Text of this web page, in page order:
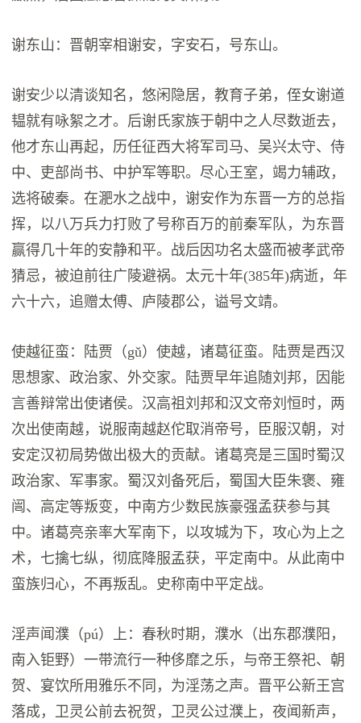
谢东山：晋朝宰相谢安，字安石，号东山。
谢安少以清谈知名，悠闲隐居，教育子弟，侄女谢道
韫就有咏絮之才。后谢氏家族于朝中之人尽数逝去，
他才东山再起，历任征西大将军司马、吴兴太守、侍
中、吏部尚书、中护军等职。尽心王室，竭力辅政，
选将破秦。在淝水之战中，谢安作为东晋一方的总指
挥，以八万兵力打败了号称百万的前秦军队，为东晋
赢得几十年的安静和平。战后因功名太盛而被孝武帝
猜忌，被迫前往广陵避祸。太元十年(385年)病逝，年
六十六，追赠太傅、庐陵郡公，谥号文靖。
使越征蛮：陆贾（gǔ）使越，诸葛征蛮。陆贾是西汉
思想家、政治家、外交家。陆贾早年追随刘邦，因能
言善辩常出使诸侯。汉高祖刘邦和汉文帝刘恒时，两
次出使南越，说服南越赵佗取消帝号，臣服汉朝，对
安定汉初局势做出极大的贡献。诸葛亮是三国时蜀汉
政治家、军事家。蜀汉刘备死后，蜀国大臣朱褒、雍
闿、高定等叛变，中南方少数民族豪强孟获参与其
中。诸葛亮亲率大军南下，以攻城为下，攻心为上之
术，七擒七纵，彻底降服孟获，平定南中。从此南中
蛮族归心，不再叛乱。史称南中平定战。
淫声闻濮（pú）上：春秋时期，濮水（出东郡濮阳，
南入钜野）一带流行一种侈靡之乐，与帝王祭祀、朝
贺、宴饮所用雅乐不同，为淫荡之声。晋平公新王宫
落成，卫灵公前去祝贺，卫灵公过濮上，夜闻新声，